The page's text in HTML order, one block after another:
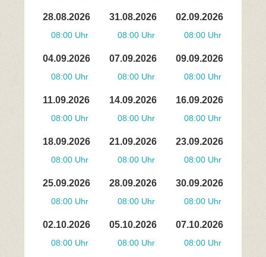
28.08.2026
08:00 Uhr
31.08.2026
08:00 Uhr
02.09.2026
08:00 Uhr
04.09.2026
08:00 Uhr
07.09.2026
08:00 Uhr
09.09.2026
08:00 Uhr
11.09.2026
08:00 Uhr
14.09.2026
08:00 Uhr
16.09.2026
08:00 Uhr
18.09.2026
08:00 Uhr
21.09.2026
08:00 Uhr
23.09.2026
08:00 Uhr
25.09.2026
08:00 Uhr
28.09.2026
08:00 Uhr
30.09.2026
08:00 Uhr
02.10.2026
08:00 Uhr
05.10.2026
08:00 Uhr
07.10.2026
08:00 Uhr